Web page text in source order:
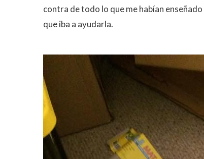
contra de todo lo que me habían
que iba a ayudarla.